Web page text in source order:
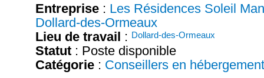
Entreprise : Les Résidences Soleil
Dollard-des-Ormeaux
Lieu de travail : Dollard-des-Ormeaux
Statut : Poste disponible
Catégorie : Conseillers en hébergement